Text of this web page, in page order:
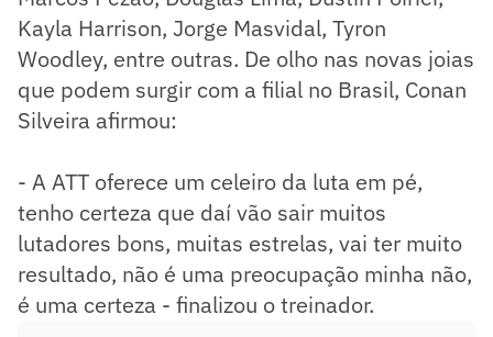
Kayla Harrison, Jorge Masvidal, Tyron
Woodley, entre outras. De olho nas novas joias
que podem surgir com a filial no Brasil, Conan
Silveira afirmou:
- A ATT oferece um celeiro da luta em pé,
tenho certeza que daí vão sair muitos
lutadores bons, muitas estrelas, vai ter muito
resultado, não é uma preocupação minha não,
é uma certeza - finalizou o treinador.